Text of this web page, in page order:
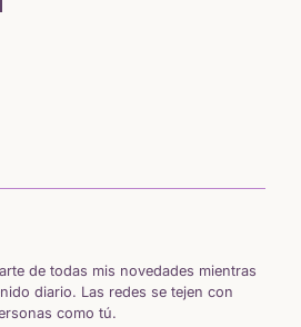
de todas mis novedades mientras
diario. Las redes se tejen con
como tú.